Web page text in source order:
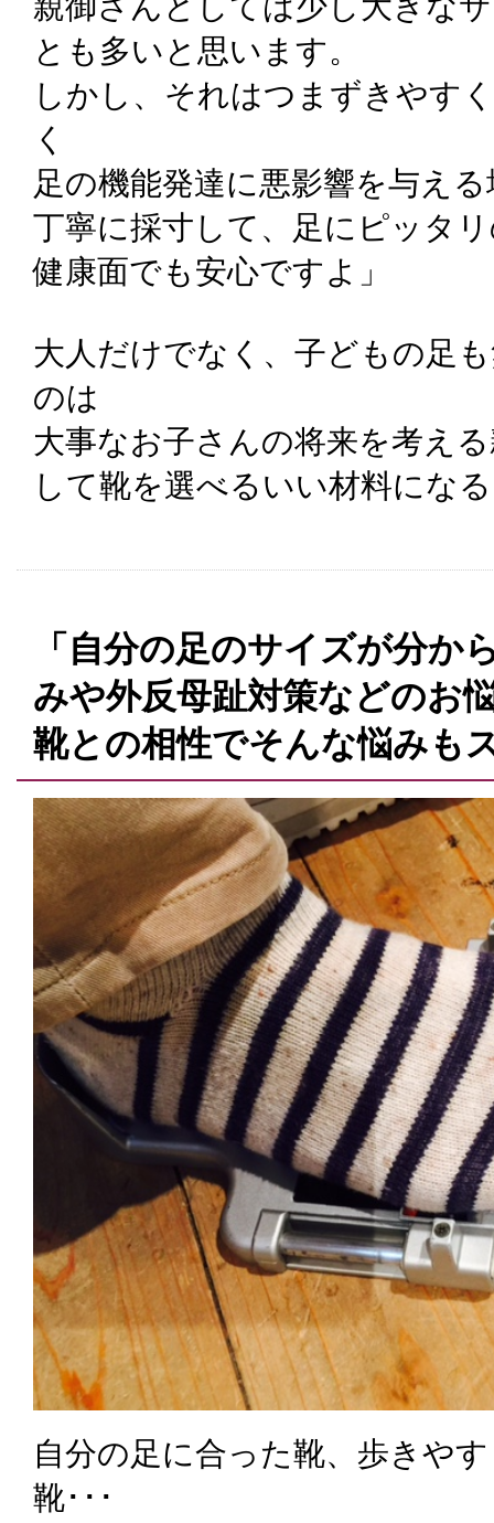
とも多いと思います。
しかし、それはつまずきやす
く
足の機能発達に悪影響を与え
丁寧に採寸して、足にピッタ
健康面でも安心ですよ」
大人だけでなく、子どもの足
のは
大事なお子さんの将来を考え
して靴を選べるいい材料にな
「自分の足のサイズが分
みや外反母趾対策などのお
靴との相性でそんな悩みも
自分の足に合った靴、歩きや
靴･･･